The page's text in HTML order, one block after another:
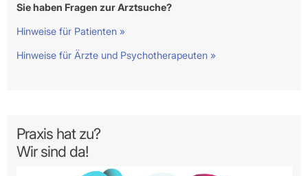
Sie haben Fragen zur Arztsuche?
Hinweise für Patienten »
Hinweise für Ärzte und Psychotherapeuten »
Praxis hat zu?
Wir sind da!